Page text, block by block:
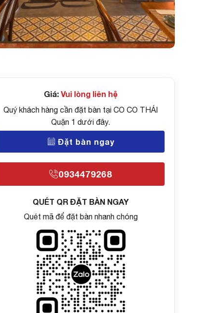
Giá:Vui lòng liên hệ
Quý khách hàng cần đặt bàn tại CO CO THÁI
Quận 1 dưới đây.
Đặt bàn ngay
0934479268
QUÉT QR ĐẶT BÀN NGAY
Quét mã để đặt bàn nhanh chóng